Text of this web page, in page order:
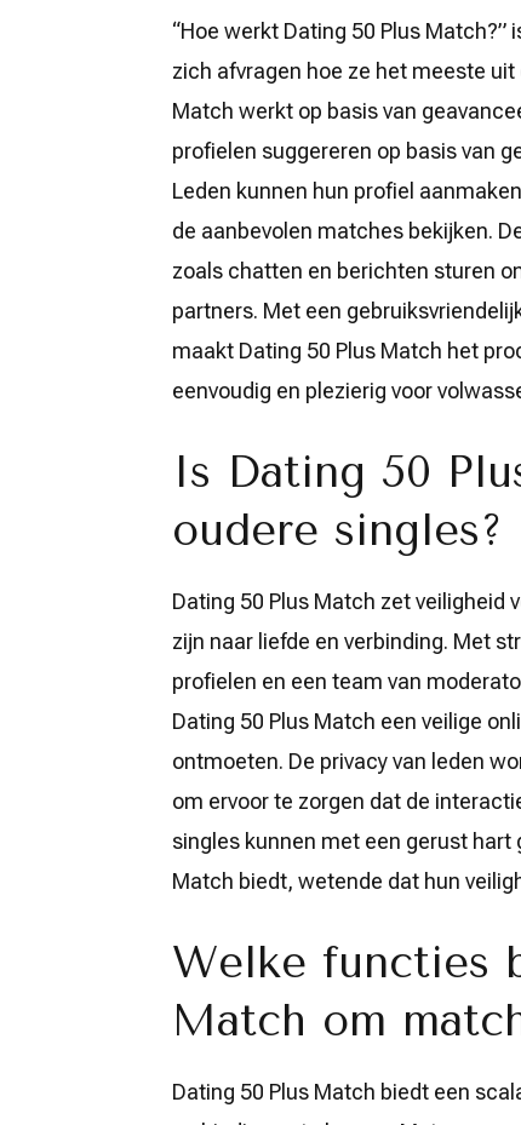
“Hoe werkt Dating 50 Plus
zich afvragen hoe ze het meeste
Match werkt op basis van
profielen suggereren op basis van
Leden kunnen hun profiel
de aanbevolen matches bekijken.
zoals chatten en berichten sturen
partners. Met een
maakt Dating 50 Plus Match het
eenvoudig en plezierig voor
Is Dating 50
oudere singles?
Dating 50 Plus Match zet veiligheid
zijn naar liefde en verbinding. Met
profielen en een team van
Dating 50 Plus Match een veilige
ontmoeten. De privacy van leden
om ervoor te zorgen dat de
singles kunnen met een gerust hart
Match biedt, wetende dat hun
Welke functies
Match om
Dating 50 Plus Match biedt een